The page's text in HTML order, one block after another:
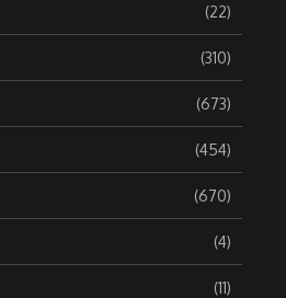
(22)
(310)
(673)
(454)
(670)
(4)
(11)